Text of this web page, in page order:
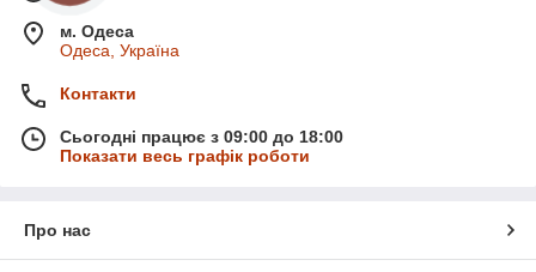
м. Одеса
Одеса, Україна
Контакти
Сьогодні працює з 09:00 до 18:00
Показати весь графік роботи
Про нас